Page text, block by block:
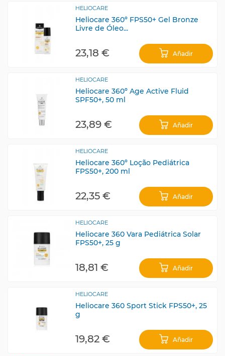
HELIOCARE
Heliocare 360º FPS50+ Gel Bronze
Livre de Óleo...
23,18 € Añadir
HELIOCARE
Heliocare 360º Age Active Fluid
SPF50+, 50 ml
23,89 € Añadir
HELIOCARE
Heliocare 360º Loção Pediátrica
FPS50+, 200 ml
22,35 € Añadir
HELIOCARE
Heliocare 360 Vara Pediátrica Solar
FPS50+, 25 g
18,81 € Añadir
HELIOCARE
Heliocare 360 Sport Stick FPS50+, 25
g
19,82 € Añadir